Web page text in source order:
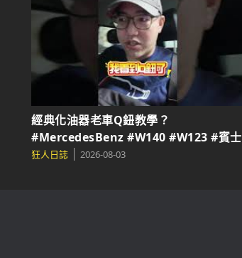
經典化油器老車Q鈕教學？
#MercedesBenz #W140 #W123 #賓士
#老車 #化油器 #阻風門 #老車日常 #經
狂人日誌 2026-08-03